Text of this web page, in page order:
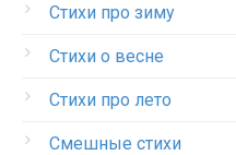
Стихи про зиму
Стихи о весне
Стихи про лето
Смешные стихи